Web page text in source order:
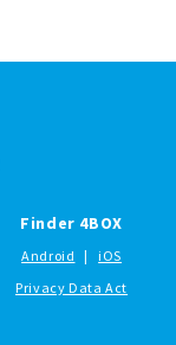
Finder 4BOX
Android |
iOS
Privacy Data Act